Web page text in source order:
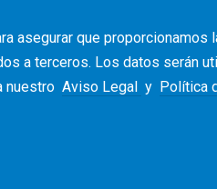
asegurar que
a terceros. Los datos serán
nuestro Aviso Legal y Política